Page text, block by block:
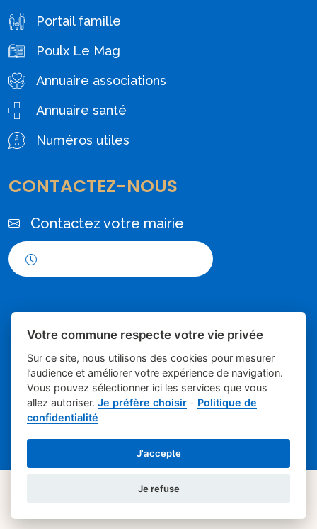
Portail famille
Poulx Le Mag
Annuaire associations
Annuaire santé
Numéros utiles
CONTACTEZ-NOUS
Contactez votre mairie
Place du village la solution web et
appli des collectivités
- Mairie de
Mentions légales- Gestion des cookies
Votre commune respecte votre vie privée
Sur ce site, nous utilisons des cookies pour mesurer
l’audience et améliorer votre expérience de navigation.
Vous pouvez sélectionner ici les services que vous
allez autoriser.Je préfère choisir - Politique de
confidentialité
J'accepte
Je refuse